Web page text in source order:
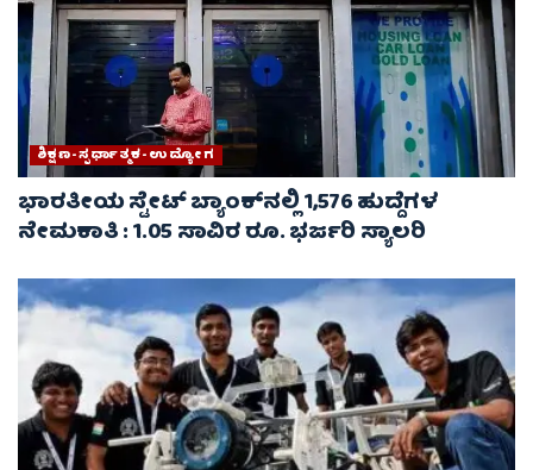
ಶಿಕ್ಷಣ-ಸ್ಪರ್ಧಾತ್ಮಕ-ಉದ್ಯೋಗ
ಭಾರತೀಯ ಸ್ಟೇಟ್ ಬ್ಯಾಂಕ್‌ನಲ್ಲಿ 1,576 ಹುದ್ದೆಗಳ
ನೇಮಕಾತಿ : 1.05 ಸಾವಿರ ರೂ. ಭರ್ಜರಿ ಸ್ಯಾಲರಿ